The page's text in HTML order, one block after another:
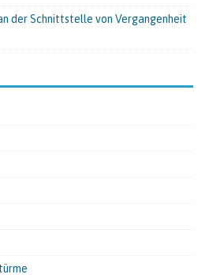
der Schnittstelle von Vergangenheit